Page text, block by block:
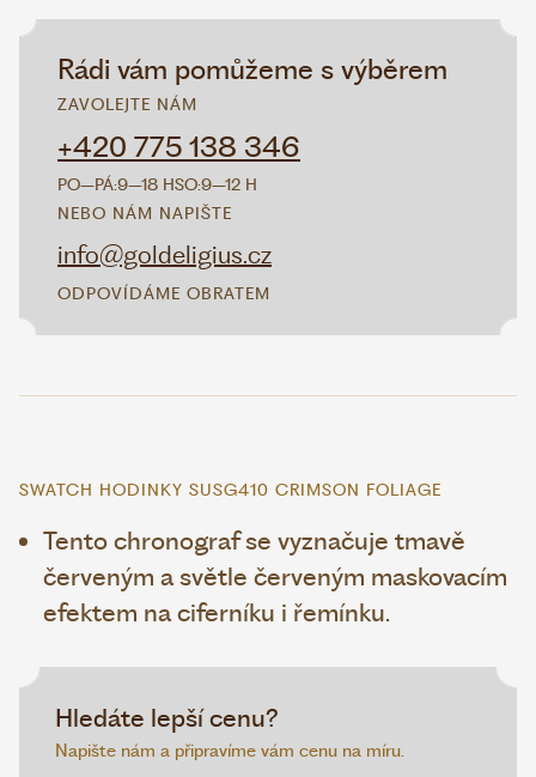
Rádi vám pomůžeme s výběrem
ZAVOLEJTE NÁM
+420 775 138 346
PO–PÁ:9–18 HSO:9–12 H
NEBO NÁM NAPIŠTE
info@goldeligius.cz
ODPOVÍDÁME OBRATEM
SWATCH HODINKY SUSG410 CRIMSON FOLIAGE
Tento chronograf se vyznačuje tmavě
červeným a světle červeným maskovacím
efektem na ciferníku i řemínku.
Hledáte lepší cenu?
Napište nám a připravíme vám cenu na míru.